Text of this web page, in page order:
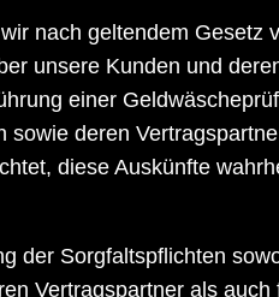
nach geltendem Gesetz
unsere Kunden und
einer
sowie deren
diese Auskünfte
der Sorgfaltspflichten
Vertragspartner als auch